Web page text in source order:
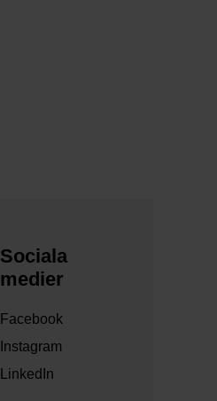
Sociala
medier
Facebook
Instagram
LinkedIn